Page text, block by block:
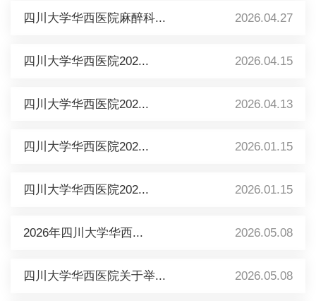
四川大学华西医院麻醉科... 2026.04.27
四川大学华西医院202... 2026.04.15
四川大学华西医院202... 2026.04.13
四川大学华西医院202... 2026.01.15
四川大学华西医院202... 2026.01.15
2026年四川大学华西... 2026.05.08
四川大学华西医院关于举... 2026.05.08